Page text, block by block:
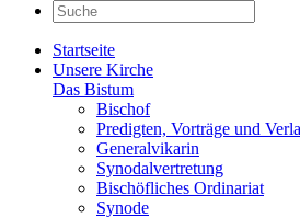
Startseite
Unsere Kirche
Das Bistum
Bischof
Predigten, Vorträge und
Generalvikarin
Synodalvertretung
Bischöfliches Ordinariat
Synode